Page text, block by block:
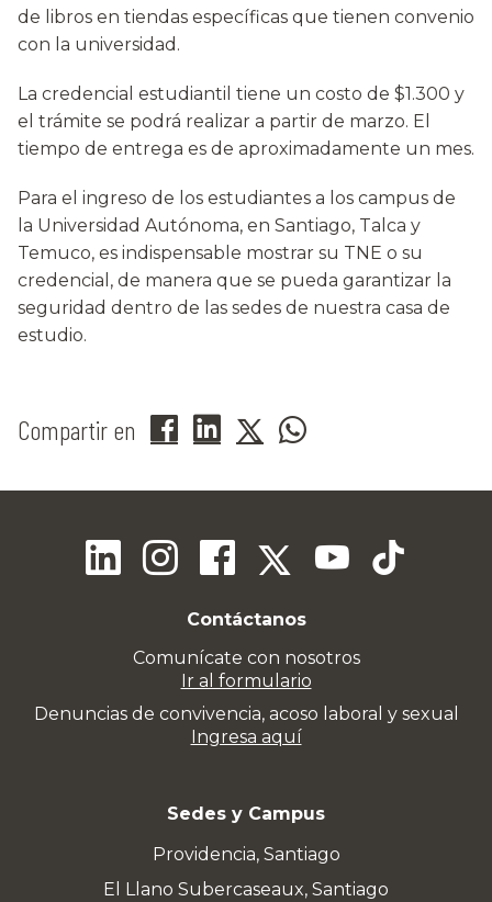
de libros en tiendas específicas que tienen convenio
con la universidad.
La credencial estudiantil tiene un costo de $1.300 y
el trámite se podrá realizar a partir de marzo. El
tiempo de entrega es de aproximadamente un mes.
Para el ingreso de los estudiantes a los campus de
la Universidad Autónoma, en Santiago, Talca y
Temuco, es indispensable mostrar su TNE o su
credencial, de manera que se pueda garantizar la
seguridad dentro de las sedes de nuestra casa de
estudio.
Compartir en
Contáctanos
Comunícate con nosotros
Ir al formulario
Denuncias de convivencia, acoso laboral y sexual
Ingresa aquí
Sedes y Campus
Providencia, Santiago
El Llano Subercaseaux, Santiago